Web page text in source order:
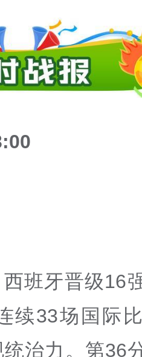
班牙晋级16
续33场国际
治力。第36